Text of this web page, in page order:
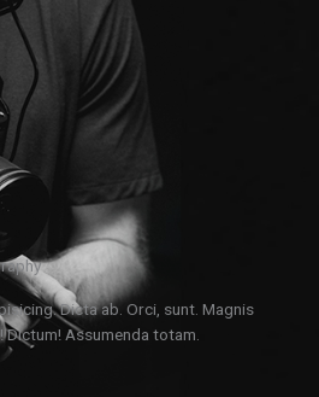
Dicta ab. Orci, sunt. Magnis
Assumenda totam.